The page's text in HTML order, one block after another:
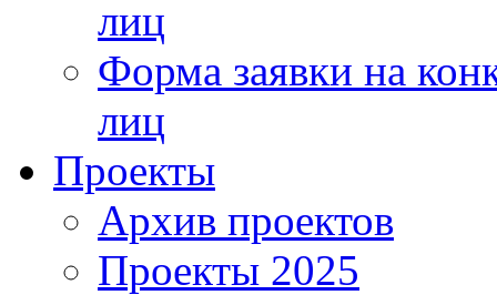
лиц
Форма заявки на
лиц
Проекты
Архив проектов
Проекты 2025